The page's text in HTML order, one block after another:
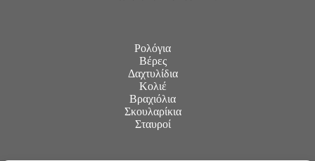
Ρολόγια
Βέρες
Δαχτυλίδια
Κολιέ
Βραχιόλια
Σκουλαρίκια
Σταυροί